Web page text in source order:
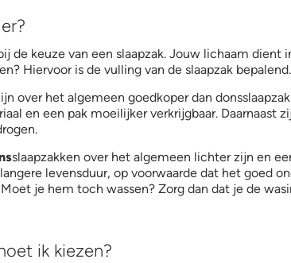
de keuze van een slaapzak. Jouw lichaam
Hiervoor is de vulling van de slaapzak
over het algemeen goedkoper dan
en een pak moeilijker verkrijgbaar.
slaapzakken over het algemeen lichter zijn en
levensduur, op voorwaarde dat het goed
je hem toch wassen? Zorg dan dat je de
ik kiezen?